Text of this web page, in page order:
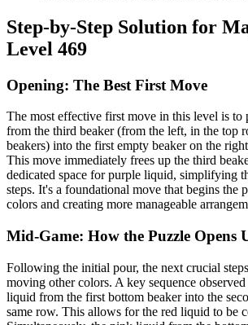
Step-by-Step Solution for
Level 469
Opening: The Best First Move
The most effective first move in this level is to
from the third beaker (from the left, in the top
beakers) into the first empty beaker on the
This move immediately frees up the third
dedicated space for purple liquid, simplifying
steps. It's a foundational move that begins the
colors and creating more manageable
Mid-Game: How the Puzzle Opens
Following the initial pour, the next crucial
moving other colors. A key sequence
liquid from the first bottom beaker into the
same row. This allows for the red liquid to be